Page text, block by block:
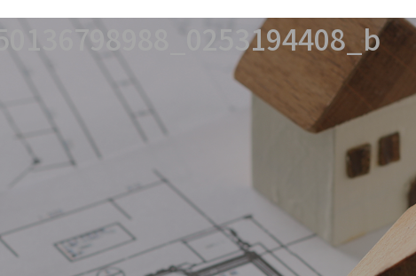
50136798988_0253194408_b